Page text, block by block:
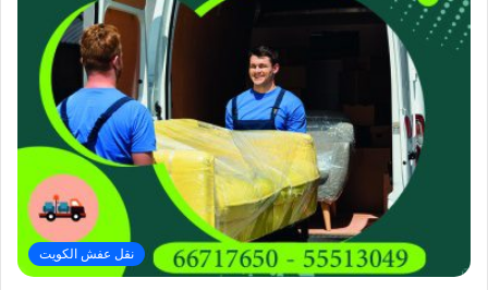
نقل عفش الكويت